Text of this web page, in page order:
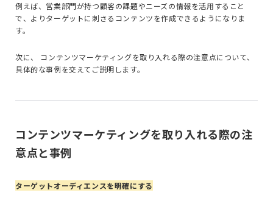
例えば、営業部門が持つ顧客の課題やニーズの情報を活用すること
で、よりターゲットに刺さるコンテンツを作成できるようになりま
す。
次に、 コンテンツマーケティングを取り入れる際の注意点について、
具体的な事例を交えてご説明します。
コンテンツマーケティングを取り入れる際の注
意点と事例
ターゲットオーディエンスを明確にする